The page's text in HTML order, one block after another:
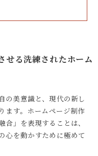
せる洗練されたホーム
の美意識と、現代の新し
ます。ホームページ制作
合」を表現することは、
心を動かすために極めて